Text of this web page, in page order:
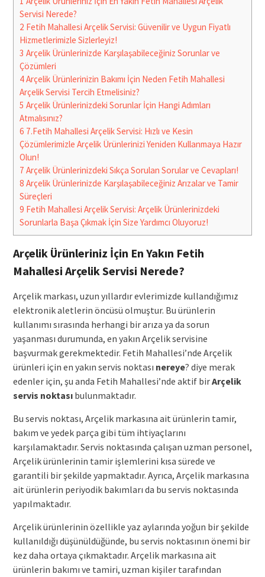
Servisi Nerede?
2 Fetih Mahallesi Arçelik Servisi: Güvenilir ve Uygun Fiyatlı
Hizmetlerimizle Sizlerleyiz!
3 Arçelik Ürünlerinizde Karşılaşabileceğiniz Sorunlar ve
Çözümleri
4Arçelik Ürünlerinizin Bakımı İçin Neden Fetih Mahallesi
Arçelik Servisi Tercih Etmelisiniz?
5 Arçelik Ürünlerinizdeki Sorunlar İçin Hangi Adımları
Atmalısınız?
6 7.Fetih Mahallesi Arçelik Servisi: Hızlı ve Kesin
Çözümlerimizle Arçelik Ürünlerinizi Yeniden Kullanmaya Hazır
Olun!
7 Arçelik Ürünlerinizdeki Sıkça Sorulan Sorular ve Cevapları!
8 Arçelik Ürünlerinizde Karşılaşabileceğiniz Arızalar ve Tamir
Süreçleri
9 Fetih Mahallesi Arçelik Servisi: Arçelik Ürünlerinizdeki
Sorunlarla Başa Çıkmak İçin Size Yardımcı Oluyoruz!
Arçelik Ürünleriniz İçin En Yakın Fetih
Mahallesi Arçelik Servisi Nerede?
Arçelik markası, uzun yıllardır evlerimizde kullandığımız
elektronik aletlerin öncüsü olmuştur. Bu ürünlerin
kullanımı sırasında herhangi bir arıza ya da sorun
yaşanması durumunda, en yakın Arçelik servisine
başvurmak gerekmektedir. Fetih Mahallesi’nde Arçelik
ürünleri için en yakın servis noktası nereye? diye merak
edenler için, şu anda Fetih Mahallesi’nde aktif birArçelik
servis noktasıbulunmaktadır.
Bu servis noktası, Arçelik markasına ait ürünlerin tamir,
bakım ve yedek parça gibi tüm ihtiyaçlarını
karşılamaktadır. Servis noktasında çalışan uzman personel,
Arçelik ürünlerinin tamir işlemlerini kısa sürede ve
garantili bir şekilde yapmaktadır. Ayrıca, Arçelik markasına
ait ürünlerin periyodik bakımları da bu servis noktasında
yapılmaktadır.
Arçelik ürünlerinin özellikle yaz aylarında yoğun bir şekilde
kullanıldığı düşünüldüğünde, bu servis noktasının önemi bir
kez daha ortaya çıkmaktadır. Arçelik markasına ait
ürünlerin bakımı ve tamiri, uzman kişiler tarafından